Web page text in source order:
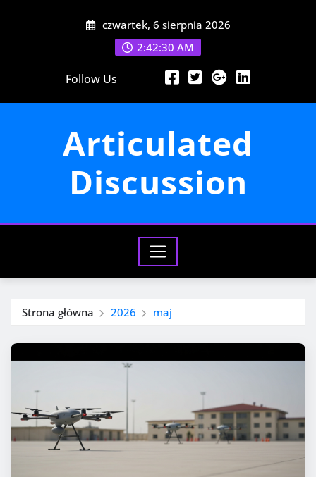
czwartek, 6 sierpnia 2026
2:42:32 AM
Follow Us
Articulated
Discussion
Strona główna 2026 maj